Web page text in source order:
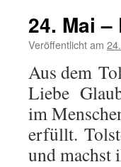
24. Mai –
Veröffentlicht am
Aus dem
Liebe
im
erfüllt.
und machst